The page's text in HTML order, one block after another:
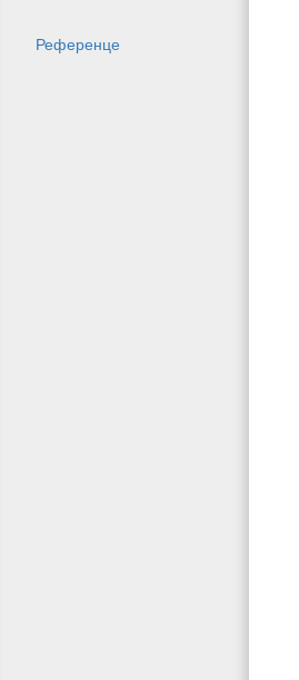
Референце